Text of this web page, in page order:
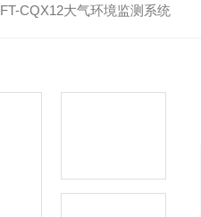
FT-CQX12大气环境监测系统